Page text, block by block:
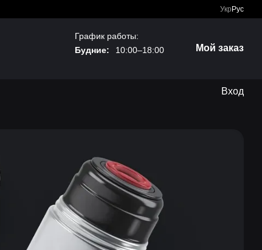
Укр Рус
График работы:
Будние:
10:00–18:00 Мой заказ
Вход